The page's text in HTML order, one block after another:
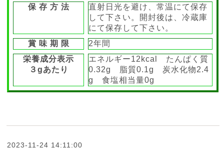
保 存 方 法
直射日光を避け、常温にて保存
して下さい。開封後は、冷蔵庫
にて保存して下さい。
賞 味 期 限
2年間
栄養成分表示
３gあたり
エネルギー12kcal たんぱく質
0.32g 脂質0.1g 炭水化物2.4
g 食塩相当量0g
2023-11-24 14:11:00